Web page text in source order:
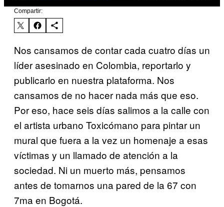
Compartir:
Nos cansamos de contar cada cuatro días un
líder asesinado en Colombia, reportarlo y
publicarlo en nuestra plataforma. Nos
cansamos de no hacer nada más que eso.
Por eso, hace seis días salimos a la calle con
el artista urbano Toxicómano para pintar un
mural que fuera a la vez un homenaje a esas
víctimas y un llamado de atención a la
sociedad. Ni un muerto más, pensamos
antes de tomarnos una pared de la 67 con
7ma en Bogotá.